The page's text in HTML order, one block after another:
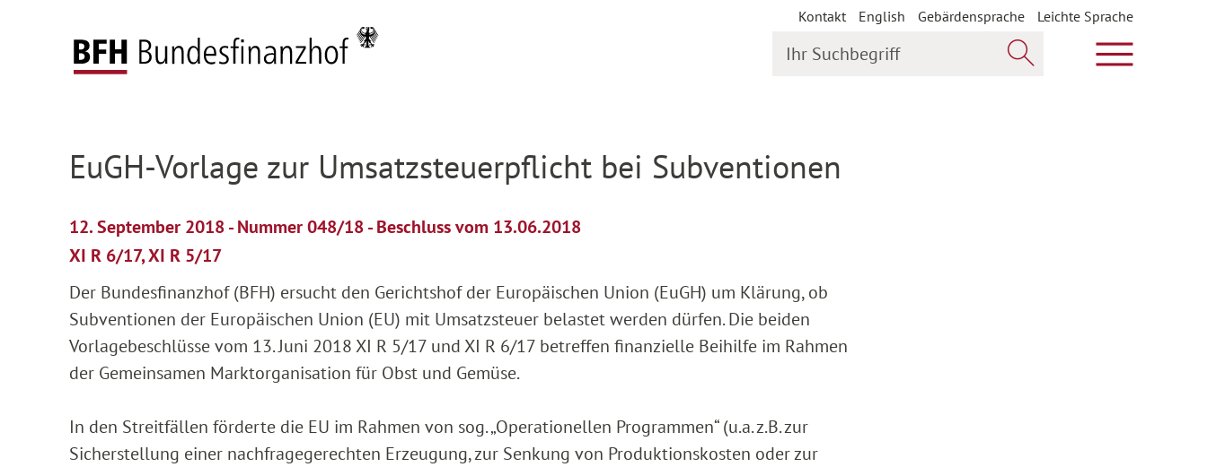
Kontakt English Gebärdensprache
Leichte Sprache
Hauptmenü
Startseite
EuGH-Vorlage zur Umsatzsteuerpflicht bei Subventionen
12. September 2018 - Nummer 048/18 - Beschluss vom 13.06.2018
XI R 6/17, XI R 5/17
Der Bundesfinanzhof (BFH) ersucht den Gerichtshof der Europäischen Union (EuGH) um Klärung, ob
Subventionen der Europäischen Union (EU) mit Umsatzsteuer belastet werden dürfen. Die beiden
Vorlagebeschlüsse vom 13. Juni 2018 XI R 5/17 und XI R 6/17 betreffen finanzielle Beihilfe im Rahmen
der Gemeinsamen Marktorganisation für Obst und Gemüse.
In den Streitfällen förderte die EU im Rahmen von sog. „Operationellen Programmen“ (u.a. z.B. zur
Sicherstellung einer nachfragegerechten Erzeugung, zur Senkung von Produktionskosten oder zur